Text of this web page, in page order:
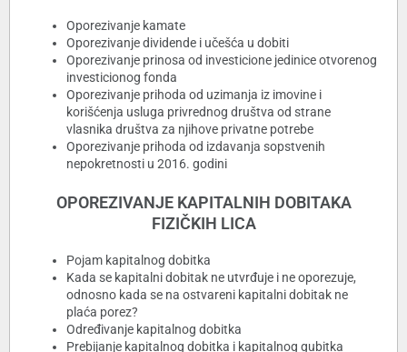
Oporezivanje kamate
Oporezivanje dividende i učešća u dobiti
Oporezivanje prinosa od investicione jedinice otvorenog
investicionog fonda
Oporezivanje prihoda od uzimanja iz imovine i
korišćenja usluga privrednog društva od strane
vlasnika društva za njihove privatne potrebe
Oporezivanje prihoda od izdavanja sopstvenih
nepokretnosti u 2016. godini
OPOREZIVANJE KAPITALNIH DOBITAKA
FIZIČKIH LICA
Pojam kapitalnog dobitka
Kada se kapitalni dobitak ne utvrđuje i ne oporezuje,
odnosno kada se na ostvareni kapitalni dobitak ne
plaća porez?
Određivanje kapitalnog dobitka
Prebijanje kapitalnog dobitka i kapitalnog gubitka